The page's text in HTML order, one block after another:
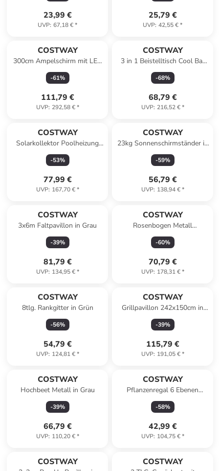
23,99 €
UVP: 67,18 €*
25,79 €
UVP: 42,55 €*
COSTWAY
300cm Ampelschirm mit LED
& Sandsäcke in Braun
-61%
111,79 €
UVP: 292,58 €*
COSTWAY
3 in 1 Beistelltisch Cool Bar
30L in Schwarz
-68%
68,79 €
UVP: 216,52 €*
COSTWAY
Solarkollektor Poolheizung
3m in Schwarz
-53%
77,99 €
UVP: 167,70 €*
COSTWAY
23kg Sonnenschirmständer in
Schwarz
-59%
56,79 €
UVP: 138,94 €*
COSTWAY
3x6m Faltpavillon in Grau
-39%
81,79 €
UVP: 134,95 €*
COSTWAY
Rosenbogen Metall
200x52x206cm in Schwarz
-60%
70,79 €
UVP: 178,31 €*
COSTWAY
8tlg. Rankgitter in Grün
-56%
54,79 €
UVP: 124,81 €*
COSTWAY
Grillpavillon 242x150cm in
Grau
-39%
115,79 €
UVP: 191,05 €*
COSTWAY
Hochbeet Metall in Grau
-39%
66,79 €
UVP: 110,20 €*
COSTWAY
Pflanzenregal 6 Ebenen
75x25x140cm in Braun
-58%
42,99 €
UVP: 104,75 €*
COSTWAY COSTWAY